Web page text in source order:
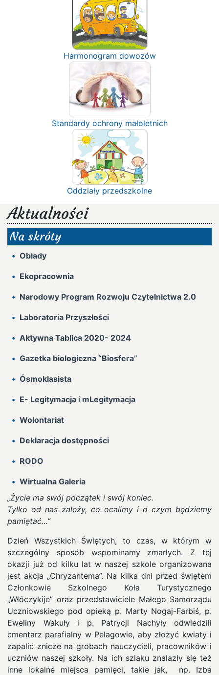
Harmonogram dowozów
Standardy ochrony małoletnich
Oddziały przedszkolne
Aktualności
Na skróty
Obiady
Ekopracownia
Narodowy Program Rozwoju Czytelnictwa 2.0
Laboratoria Przyszłości
Aktywna Tablica 2020- 2024
Gazetka biologiczna “Biosfera”
Ósmoklasista
E- Legitymacja i mLegitymacja
Wolontariat
Deklaracja dostępności
RODO
Wirtualna Galeria
„Życie ma swój początek i swój koniec.
Tylko od nas zależy, co ocalimy i o czym będziemy
pamiętać…”
Dzień Wszystkich Świętych, to czas, w którym w
szczególny sposób wspominamy zmarłych. Z tej
okazji już od kilku lat w naszej szkole organizowana
jest akcja „Chryzantema”. Na kilka dni przed świętem
Członkowie Szkolnego Koła Turystycznego
„Włóczykije” oraz przedstawiciele Małego Samorządu
Uczniowskiego pod opieką p. Marty Nogaj-Farbiś, p.
Eweliny Wakuły i p. Patrycji Nachyły odwiedzili
cmentarz parafialny w Pelagowie, aby złożyć kwiaty i
zapalić znicze na grobach nauczycieli, pracowników i
uczniów naszej szkoły. Na ich szlaku znalazły się też
inne lokalne miejsca pamięci, takie jak, np. Izba